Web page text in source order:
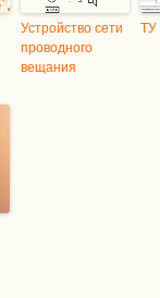
Устройство сети
проводного
вещания
ТУ